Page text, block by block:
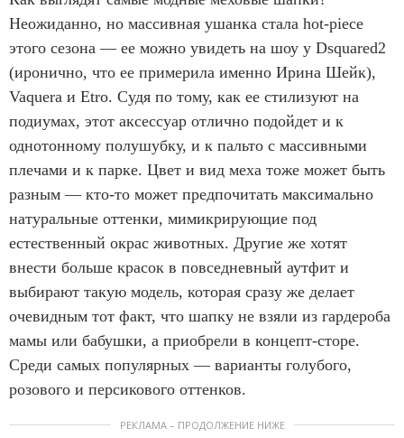
Неожиданно, но массивная ушанка стала hot-piece
этого сезона — ее можно увидеть на шоу у Dsquared2
(иронично, что ее примерила именно Ирина Шейк),
Vaquera и Etro. Судя по тому, как ее стилизуют на
подиумах, этот аксессуар отлично подойдет и к
однотонному полушубку, и к пальто с массивными
плечами и к парке. Цвет и вид меха тоже может быть
разным — кто-то может предпочитать максимально
натуральные оттенки, мимикрирующие под
естественный окрас животных. Другие же хотят
внести больше красок в повседневный аутфит и
выбирают такую модель, которая сразу же делает
очевидным тот факт, что шапку не взяли из гардероба
мамы или бабушки, а приобрели в концепт-сторе.
Среди самых популярных — варианты голубого,
розового и персикового оттенков.
РЕКЛАМА – ПРОДОЛЖЕНИЕ НИЖЕ